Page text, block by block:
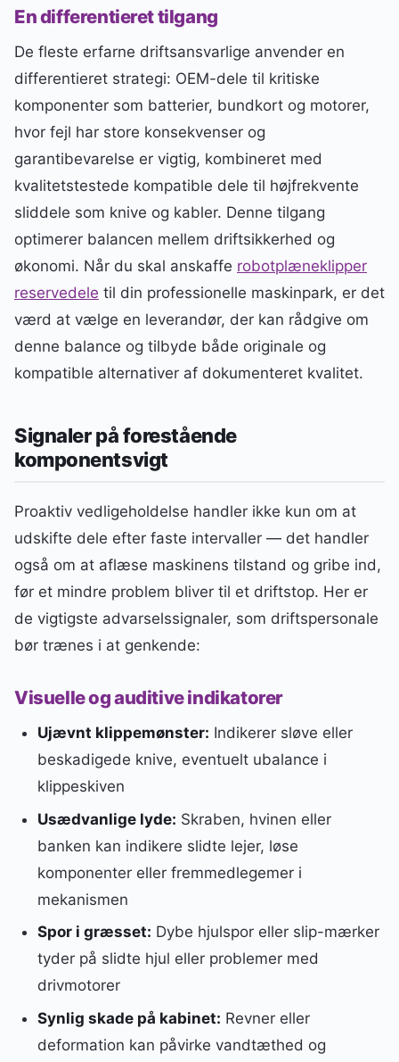
En differentieret tilgang
De fleste erfarne driftsansvarlige anvender en
differentieret strategi: OEM-dele til kritiske
komponenter som batterier, bundkort og motorer,
hvor fejl har store konsekvenser og
garantibevarelse er vigtig, kombineret med
kvalitetstestede kompatible dele til højfrekvente
sliddele som knive og kabler. Denne tilgang
optimerer balancen mellem driftsikkerhed og
økonomi. Når du skal anskaffe robotplæneklipper
reservedele til din professionelle maskinpark, er det
værd at vælge en leverandør, der kan rådgive om
denne balance og tilbyde både originale og
kompatible alternativer af dokumenteret kvalitet.
Signaler på forestående
komponentsvigt
Proaktiv vedligeholdelse handler ikke kun om at
udskifte dele efter faste intervaller — det handler
også om at aflæse maskinens tilstand og gribe ind,
før et mindre problem bliver til et driftstop. Her er
de vigtigste advarselssignaler, som driftspersonale
bør trænes i at genkende:
Visuelle og auditive indikatorer
Ujævnt klippemønster: Indikerer sløve eller
beskadigede knive, eventuelt ubalance i
klippeskiven
Usædvanlige lyde: Skraben, hvinen eller
banken kan indikere slidte lejer, løse
komponenter eller fremmedlegemer i
mekanismen
Spor i græsset: Dybe hjulspor eller slip-mærker
tyder på slidte hjul eller problemer med
drivmotorer
Synlig skade på kabinet: Revner eller
deformation kan påvirke vandtæthed og